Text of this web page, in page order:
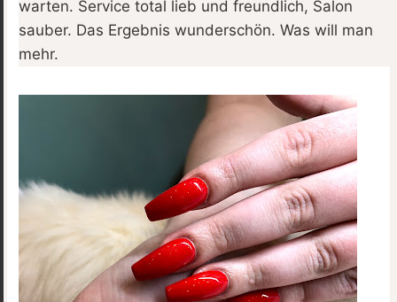
warten. Service total lieb und freundlich, Salon
sauber. Das Ergebnis wunderschön. Was will man
mehr.